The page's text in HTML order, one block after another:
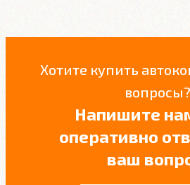
Хотите купить
вопросы?
Напишите
оперативно
ваш